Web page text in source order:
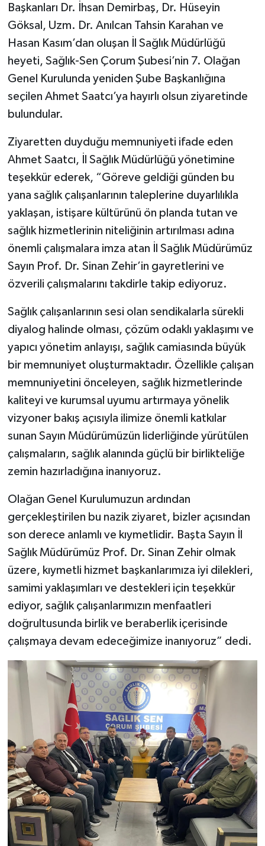
Başkanları Dr. İhsan Demirbaş, Dr. Hüseyin
Göksal, Uzm. Dr. Anılcan Tahsin Karahan ve
Hasan Kasım’dan oluşan İl Sağlık Müdürlüğü
heyeti, Sağlık-Sen Çorum Şubesi’nin 7. Olağan
Genel Kurulunda yeniden Şube Başkanlığına
seçilen Ahmet Saatcı’ya hayırlı olsun ziyaretinde
bulundular.
Ziyaretten duyduğu memnuniyeti ifade eden
Ahmet Saatcı, İl Sağlık Müdürlüğü yönetimine
teşekkür ederek, “Göreve geldiği günden bu
yana sağlık çalışanlarının taleplerine duyarlılıkla
yaklaşan, istişare kültürünü ön planda tutan ve
sağlık hizmetlerinin niteliğinin artırılması adına
önemli çalışmalara imza atan İl Sağlık Müdürümüz
Sayın Prof. Dr. Sinan Zehir’in gayretlerini ve
özverili çalışmalarını takdirle takip ediyoruz.
Sağlık çalışanlarının sesi olan sendikalarla sürekli
diyalog halinde olması, çözüm odaklı yaklaşımı ve
yapıcı yönetim anlayışı, sağlık camiasında büyük
bir memnuniyet oluşturmaktadır. Özellikle çalışan
memnuniyetini önceleyen, sağlık hizmetlerinde
kaliteyi ve kurumsal uyumu artırmaya yönelik
vizyoner bakış açısıyla ilimize önemli katkılar
sunan Sayın Müdürümüzün liderliğinde yürütülen
çalışmaların, sağlık alanında güçlü bir birlikteliğe
zemin hazırladığına inanıyoruz.
Olağan Genel Kurulumuzun ardından
gerçekleştirilen bu nazik ziyaret, bizler açısından
son derece anlamlı ve kıymetlidir. Başta Sayın İl
Sağlık Müdürümüz Prof. Dr. Sinan Zehir olmak
üzere, kıymetli hizmet başkanlarımıza iyi dilekleri,
samimi yaklaşımları ve destekleri için teşekkür
ediyor, sağlık çalışanlarımızın menfaatleri
doğrultusunda birlik ve beraberlik içerisinde
çalışmaya devam edeceğimize inanıyoruz” dedi.